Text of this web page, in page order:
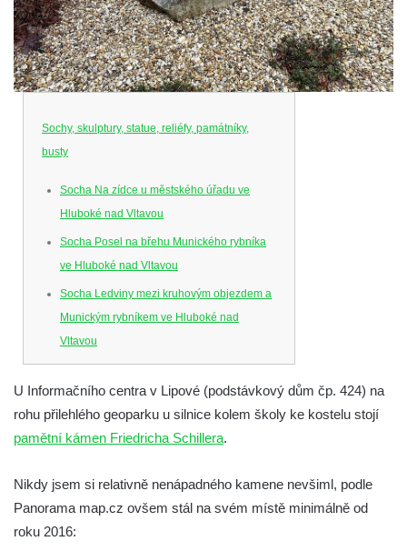
Sochy, skulptury, statue, reliéfy, památníky,
busty
Socha Na zídce u městského úřadu ve
Hluboké nad Vltavou
Socha Posel na břehu Munického rybníka
ve Hluboké nad Vltavou
Socha Ledviny mezi kruhovým objezdem a
Munickým rybníkem ve Hluboké nad
Vltavou
Hluboké nad Vltavou
Socha Chalikotérium v ZOO Hluboká
Socha Veledaněk v ZOO Hluboká
Socha Koroun bezzubý v ZOO Hluboká
Socha Plejtvák obrovský v ZOO Hluboká
U Informačního centra v Lipové (podstávkový dům čp. 424) na
rohu přilehlého geoparku u silnice kolem školy ke kostelu stojí
pamětní kámen Friedricha Schillera.
Nikdy jsem si relativně nenápadného kamene nevšiml, podle
Panorama map.cz ovšem stál na svém místě minimálně od
roku 2016: